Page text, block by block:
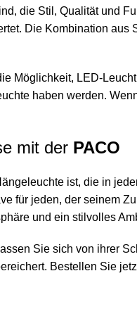
die Stil, Qualität und
Die Kombination
Möglichkeit, LED-
haben werden.
mit der PACO
ist, die in
für jeden, der seinem
und ein stilvolles
Sie sich von ihrer
Bestellen Sie